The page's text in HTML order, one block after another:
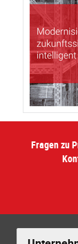
Fragen zu